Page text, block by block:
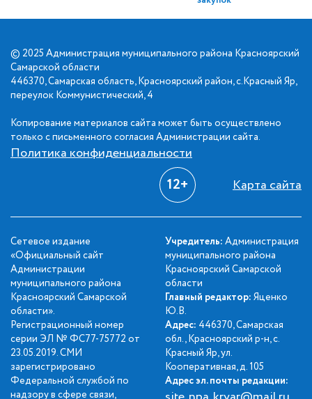
© 2025 Администрация муниципального района Красноярский
Самарской области
446370, Самарская область, Красноярский район, с.Красный Яр,
переулок Коммунистический, 4
Копирование материалов сайта может быть осуществлено
только с письменного согласия Администрации сайта.
Политика конфиденциальности
12+ Карта сайта
Сетевое издание
«Официальный сайт
Администрации
муниципального района
Красноярский Самарской
области».
Регистрационный номер
серии ЭЛ № ФС77-75772 от
23.05.2019. СМИ
зарегистрировано
Федеральной службой по
надзору в сфере связи,
Учредитель: Администрация
муниципального района
Красноярский Самарской
области
Главный редактор: Яценко
Ю.В.
Адрес: 446370, Самарская
обл., Красноярский р-н, с.
Красный Яр, ул.
Кооперативная, д. 105
Адрес эл. почты редакции: